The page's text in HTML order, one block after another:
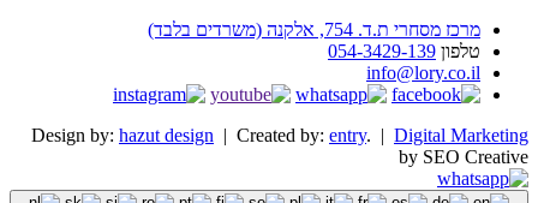
מרכז מסחרי ת.ד. 754, אלקנה (משרדים בלבד)
טלפון 054-3429-139
info@lory.co.il
Design by: hazut design | Created by: entry. | Digital Marketing
by SEO Creative